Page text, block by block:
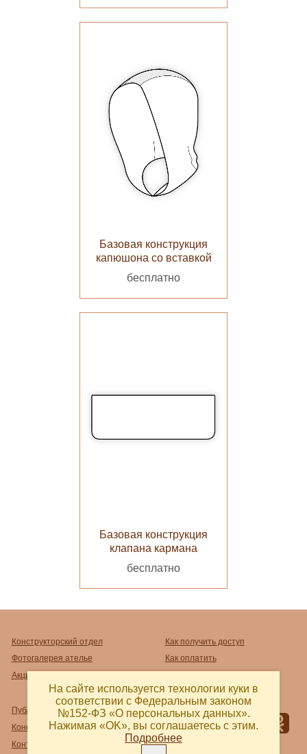
Базовая конструкция
капюшона со вставкой
бесплатно
Базовая конструкция
клапана кармана
бесплатно
Конструкторский отдел
Фотогалерея ателье
Акции
Как получить доступ
Как оплатить
Публичный договор-оферта
Конфиденциальность
Контакты и реквизиты
На сайте используется технологии куки в
соответствии с Федеральным законом
№152-ФЗ «О персональных данных».
Нажимая «OK», вы соглашаетесь с этим.
Подробнее